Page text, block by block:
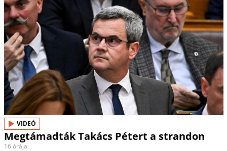
VIDEÓ
Megtámadták Takács Pétert a strandon
16 órája